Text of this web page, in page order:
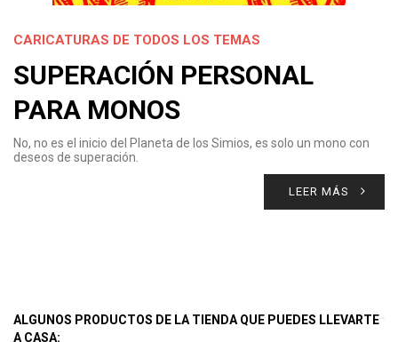
CARICATURAS DE TODOS LOS TEMAS
SUPERACIÓN PERSONAL
PARA MONOS
No, no es el inicio del Planeta de los Simios, es solo un mono con
deseos de superación.
LEER MÁS
ALGUNOS PRODUCTOS DE LA TIENDA QUE PUEDES LLEVARTE
A CASA: